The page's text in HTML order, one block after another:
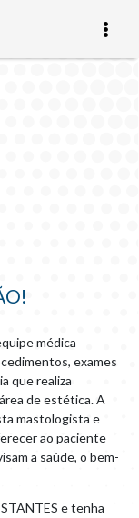
médica
exames
que realiza
de estética. A
mastologista e
ao paciente
a saúde, o bem-
e tenha